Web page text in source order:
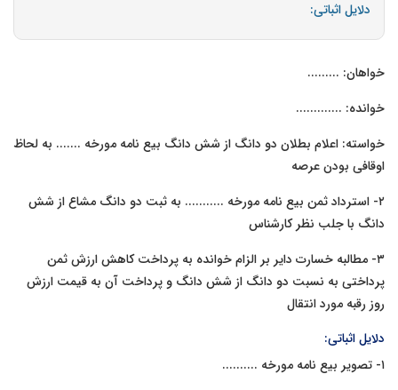
دلایل اثباتی:
خواهان: .........
خوانده: .............
خواسته: اعلام بطلان دو دانگ از شش دانگ بیع نامه مورخه ....... به لحاظ
اوقافی بودن عرصه
٢- استرداد ثمن بیع نامه مورخه ........... به ثبت دو دانگ مشاع از شش
دانگ با جلب نظر کارشناس
٣- مطالبه خسارت دایر بر الزام خوانده به پرداخت کاهش ارزش ثمن
پرداختی به نسبت دو دانگ از شش دانگ و پرداخت آن به قیمت ارزش
روز رقبه مورد انتقال
دلایل اثباتی:
١- تصویر بیع نامه مورخه ..........